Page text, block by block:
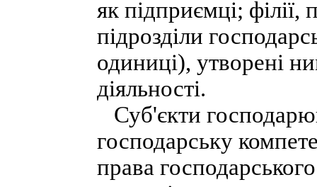
як підприємці; філії,
підрозділи
одиниці), утворені
діяльності.
Суб'єкти
господарську
права